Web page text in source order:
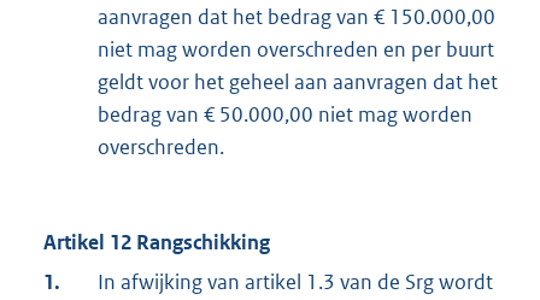
aanvragen dat het bedrag van € 150.000,00
niet mag worden overschreden en per buurt
geldt voor het geheel aan aanvragen dat het
bedrag van € 50.000,00 niet mag worden
overschreden.
Artikel 12 Rangschikking
1.
In afwijking van artikel 1.3 van de Srg wordt